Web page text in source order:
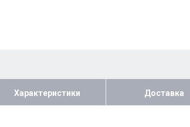
Характеристики Доставка